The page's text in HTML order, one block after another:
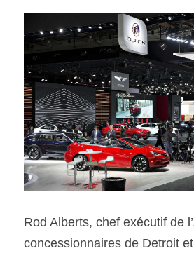
Rod Alberts, chef exécutif de
concessionnaires de Detroit